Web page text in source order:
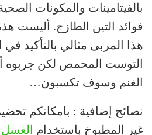
بالفيتامينات والمكونات
فوائد التين الطازج. أليست
هذا المربى مثالي بالتأكيد
التوست المحمص لكن جربوه
الغنم وسوف تكسبون…
نصائح إضافية : بامكانكم
غير المطبوخ باستخدام العسل